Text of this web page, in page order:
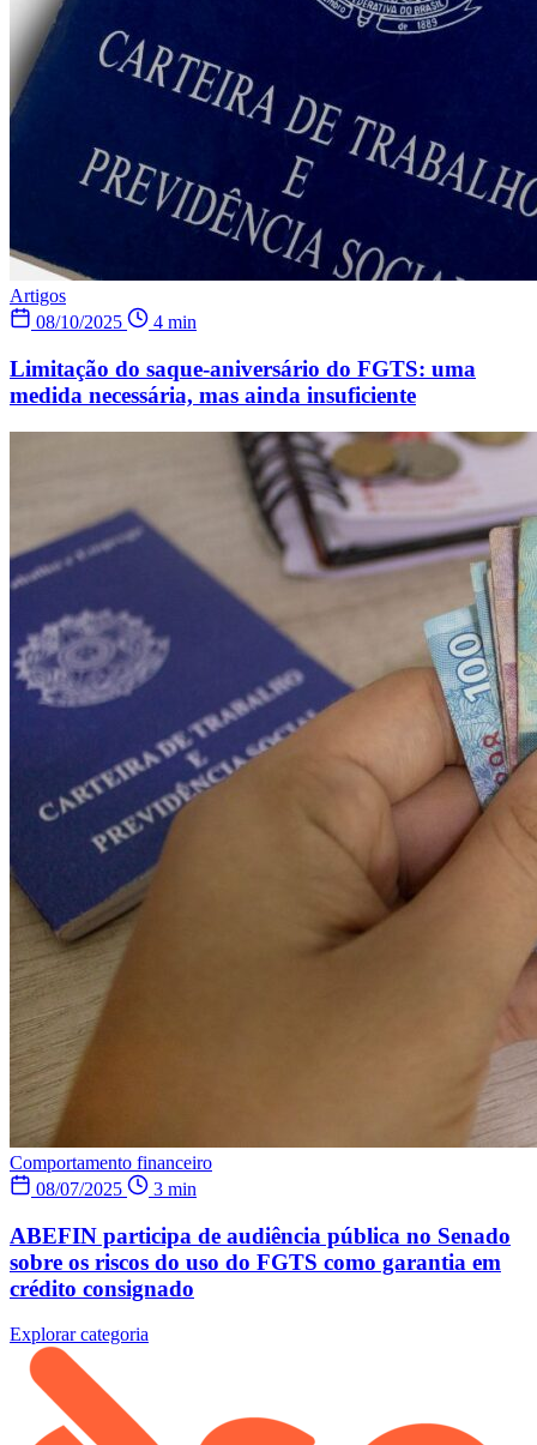
Artigos
08/10/2025
4 min
Limitação do saque-aniversário do FGTS: uma
medida necessária, mas ainda insuficiente
Comportamento financeiro
08/07/2025
3 min
ABEFIN participa de audiência pública no Senado
sobre os riscos do uso do FGTS como garantia em
crédito consignado
Explorar categoria